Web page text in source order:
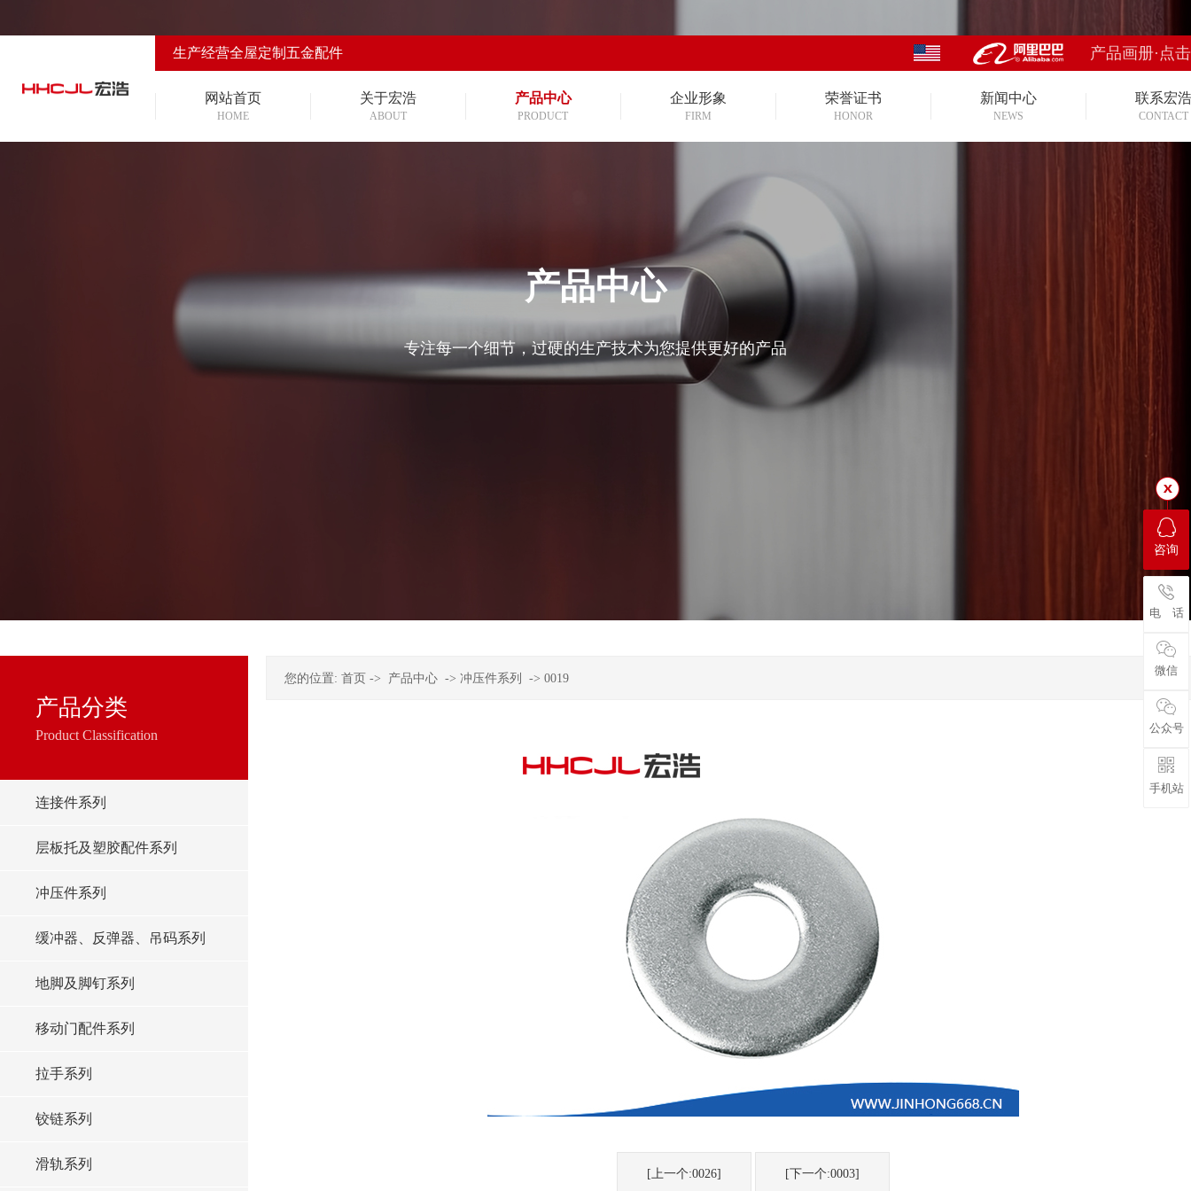
生产经营全屋定制五金配件 产品画册·点
网站首页
HOME
关于宏浩
ABOUT
产品中心
PRODUCT
企业形象
FIRM
荣誉证书
HONOR
新闻中心
NEWS
联系宏浩
CONTACT
产品中心
专注每一个细节，过硬的生产技术为您提供更好的产品
产品分类
Product Classification
连接件系列
层板托及塑胶配件系列
冲压件系列
缓冲器、反弹器、吊码系列
地脚及脚钉系列
移动门配件系列
拉手系列
铰链系列
滑轨系列
您的位置: 首页 -> 产品中心 -> 冲压件系列 -> 0019
[上一个:0026] [下一个:0003]
咨询
电 话
微信
公众号
手机站